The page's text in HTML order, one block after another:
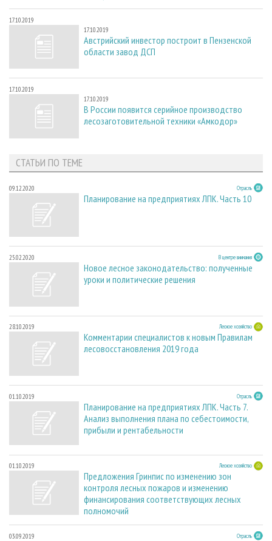
17.10.2019
17.10.2019
Австрийский инвестор построит в Пензенской
области завод ДСП
17.10.2019
17.10.2019
В России появится серийное производство
лесозаготовительной техники «Амкодор»
СТАТЬИ ПО ТЕМЕ
09.12.2020 Отрасль
Планирование на предприятиях ЛПК. Часть 10
25.02.2020 В центре внимания
Новое лесное законодательство: полученные
уроки и политические решения
28.10.2019 Лесное хозяйство
Комментарии специалистов к новым Правилам
лесовосстановления 2019 года
01.10.2019 Отрасль
Планирование на предприятиях ЛПК. Часть 7.
Анализ выполнения плана по себестоимости,
прибыли и рентабельности
01.10.2019 Лесное хозяйство
Предложения Гринпис по изменению зон
контроля лесных пожаров и изменению
финансирования соответствующих лесных
полномочий
03.09.2019 Отрасль